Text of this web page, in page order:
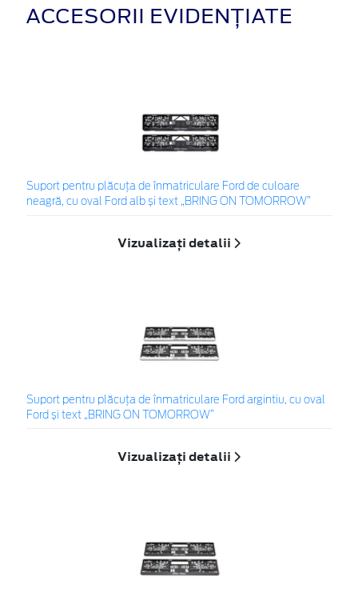
ACCESORII EVIDENȚIATE
Suport pentru plăcuța de înmatriculare Ford de culoare
neagră, cu oval Ford alb și text „BRING ON TOMORROW”
Vizualizați detalii
Suport pentru plăcuța de înmatriculare Ford argintiu, cu oval
Ford și text „BRING ON TOMORROW”
Vizualizați detalii